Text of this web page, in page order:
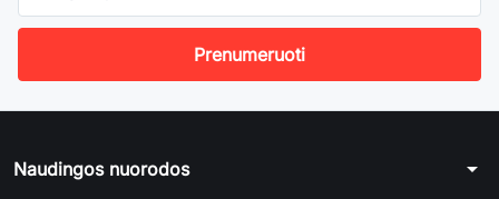
Naudingos nuorodos arrow_drop_down